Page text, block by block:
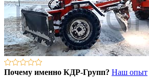
Почему именно КДР-Групп? Наш опыт